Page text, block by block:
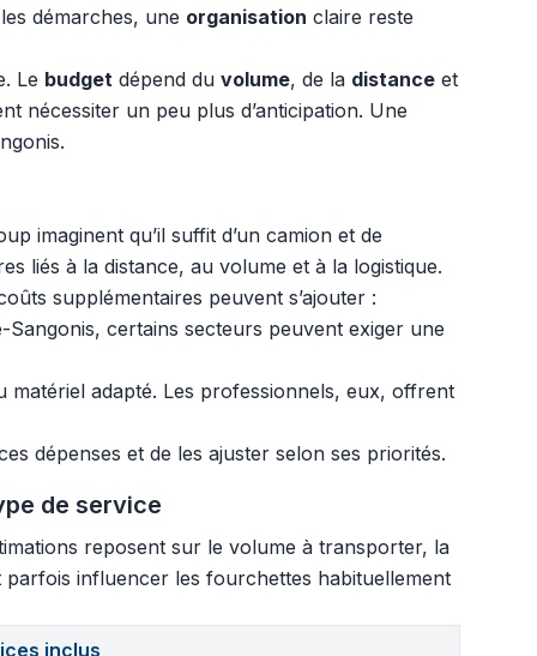
démarches, une organisation claire reste
Le budget dépend du volume, de la distance et
nécessiter un peu plus d’anticipation. Une
imaginent qu’il suffit d’un camion et de
liés à la distance, au volume et à la logistique.
supplémentaires peuvent s’ajouter :
certains secteurs peuvent exiger une
adapté. Les professionnels, eux, offrent
dépenses et de les ajuster selon ses priorités.
de service
reposent sur le volume à transporter, la
parfois influencer les fourchettes habituellement
inclus